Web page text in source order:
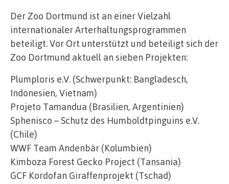
Der Zoo Dortmund ist an einer Vielzahl
internationaler Arterhaltungsprogrammen
beteiligt. Vor Ort unterstützt und beteiligt sich der
Zoo Dortmund aktuell an sieben Projekten:
Plumploris e.V. (Schwerpunkt: Bangladesch,
Indonesien, Vietnam)
Projeto Tamandua (Brasilien, Argentinien)
Sphenisco – Schutz des Humboldtpinguins e.V.
(Chile)
WWF Team Andenbär (Kolumbien)
Kimboza Forest Gecko Project (Tansania)
GCF Kordofan Giraffenprojekt (Tschad)